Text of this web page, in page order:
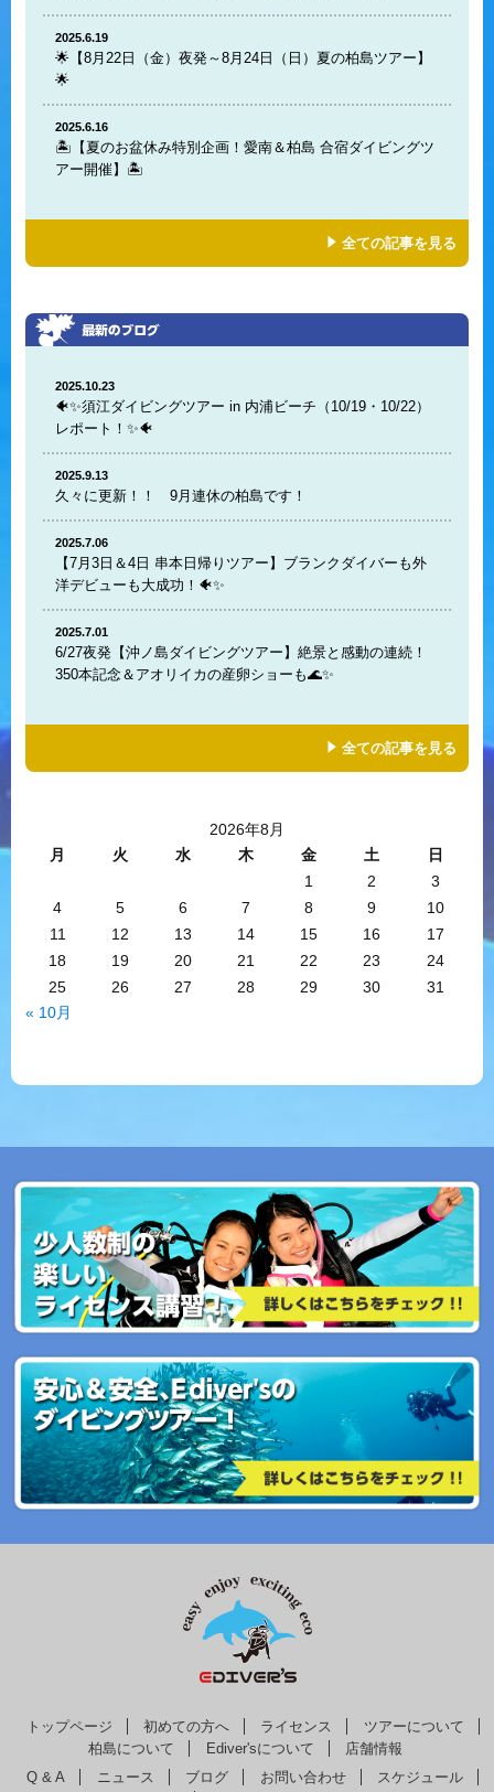
2025.6.19
🌟【8月22日（金）夜発～8月24日（日）夏の柏島ツアー】
🌟
2025.6.16
🏝️【夏のお盆休み特別企画！愛南＆柏島 合宿ダイビングツ
アー開催】🏝️
全ての記事を見る
2025.10.23
🐠✨須江ダイビングツアー in 内浦ビーチ（10/19・10/22）
レポート！✨🐠
2025.9.13
久々に更新！！ 9月連休の柏島です！
2025.7.06
【7月3日＆4日 串本日帰りツアー】ブランクダイバーも外
洋デビューも大成功！🐠✨
2025.7.01
6/27夜発【沖ノ島ダイビングツアー】絶景と感動の連続！
350本記念＆アオリイカの産卵ショーも🌊✨
全ての記事を見る
2026年8月
月
火 水 木 金 土
日
1
2
3
4
5 6 7 8 9
10
11
12 13 14 15 16
17
18
19 20 21 22 23
24
25
26 27 28 29 30
31
« 10月
トップページ 初めての方へ ライセンス
ツアーについて
柏島について
Ediver'sについて
店舗情報
Q & A
ニュース ブログ お問い合わせ
スケジュール